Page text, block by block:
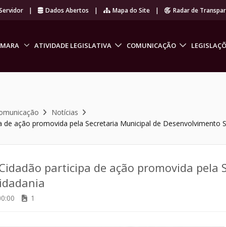
| Dados Abertos | Mapa do Site | Radar de
ATIVIDADE LEGISLATIVA COMUNICAÇÃO
Notícias
ação promovida pela Secretaria Municipal de Desenvolvimento
participa de ação promovida pela
1